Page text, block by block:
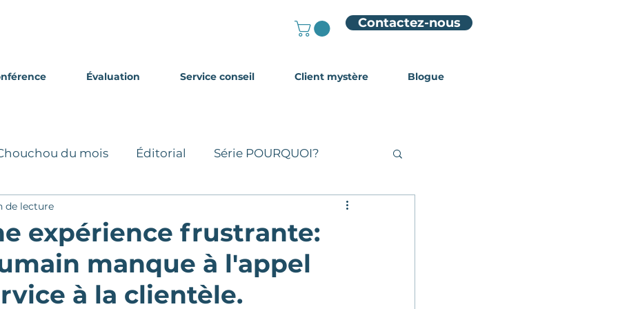
Contactez-nous
Évaluation Service conseil Client mystère Blogue
du mois Éditorial Série POURQUOI?
de nomination
Article exclusif - Abonné INFOLETTR Trucs et astuces
expérience frustrante:
manque à l'appel
à la clientèle.
de lecture